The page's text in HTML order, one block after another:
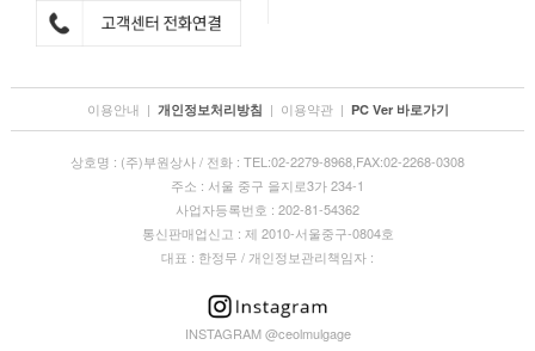
이용안내 | 개인정보처리방침 | 이용약관 | PC Ver 바로가기
상호명 : (주)부원상사 / 전화 : TEL:02-2279-8968,FAX:02-2268-0308
주소 : 서울 중구 을지로3가 234-1
사업자등록번호 : 202-81-54362
통신판매업신고 : 제 2010-서울중구-0804호
대표 : 한정무 / 개인정보관리책임자 :
INSTAGRAM @ceolmulgage